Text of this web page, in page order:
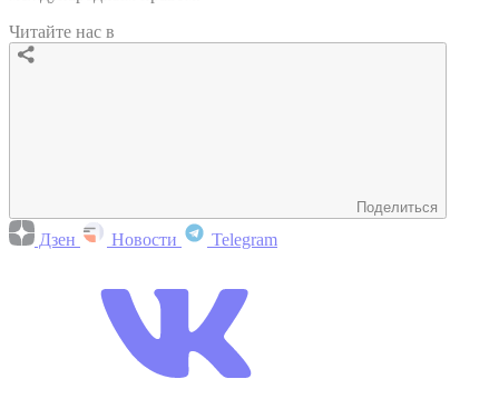
Читайте нас в
Поделиться
Дзен Новости Telegram